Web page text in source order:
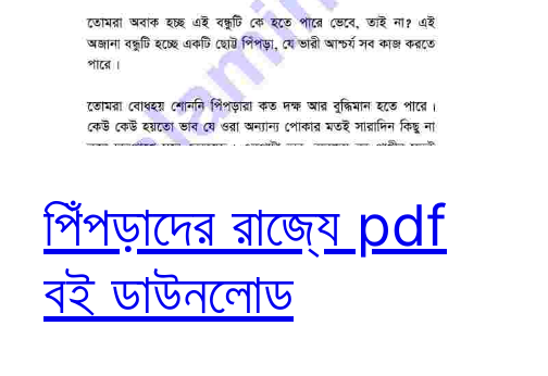
পিঁপড়াদের রাজ্যে pdf
বই ডাউনলোড